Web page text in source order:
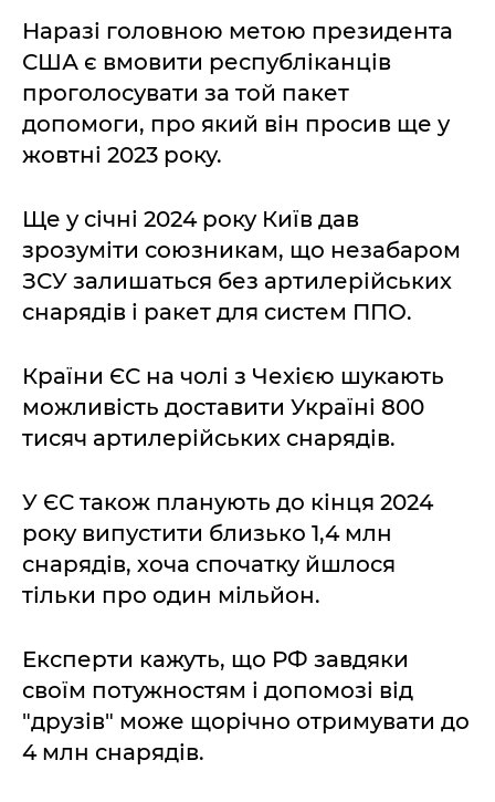
Наразі головною метою президента
США є вмовити республіканців
проголосувати за той пакет
допомоги, про який він просив ще у
жовтні 2023 року.
Ще у січні 2024 року Київ дав
зрозуміти союзникам, що незабаром
ЗСУ залишаться без артилерійських
снарядів і ракет для систем ППО.
Країни ЄС на чолі з Чехією шукають
можливість доставити Україні 800
тисяч артилерійських снарядів.
У ЄС також планують до кінця 2024
року випустити близько 1,4 млн
снарядів, хоча спочатку йшлося
тільки про один мільйон.
Експерти кажуть, що РФ завдяки
своїм потужностям і допомозі від
"друзів" може щорічно отримувати до
4 млн снарядів.